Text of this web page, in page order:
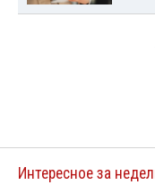
Интересное за